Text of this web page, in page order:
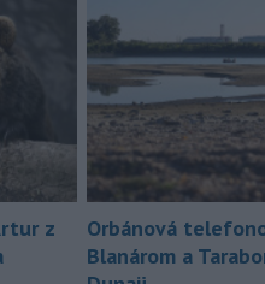
z
Orbánová
Blanárom a